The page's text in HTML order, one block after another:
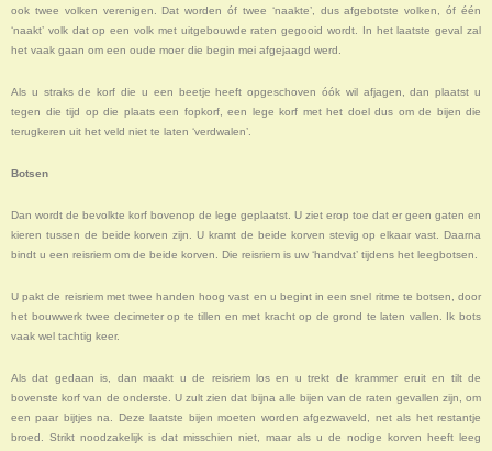
ook twee volken verenigen. Dat worden óf twee ‘naakte’, dus afgebotste volken, óf één
‘naakt’ volk dat op een volk met uitgebouwde raten gegooid wordt. In het laatste geval zal
het vaak gaan om een oude moer die begin mei afgejaagd werd.
Als u straks de korf die u een beetje heeft opgeschoven óók wil afjagen, dan plaatst u
tegen die tijd op die plaats een fopkorf, een lege korf met het doel dus om de bijen die
terugkeren uit het veld niet te laten ‘verdwalen’.
Botsen
Dan wordt de bevolkte korf bovenop de lege geplaatst. U ziet erop toe dat er geen gaten en
kieren tussen de beide korven zijn. U kramt de beide korven stevig op elkaar vast. Daarna
bindt u een reisriem om de beide korven. Die reisriem is uw ‘handvat’ tijdens het leegbotsen.
U pakt de reisriem met twee handen hoog vast en u begint in een snel ritme te botsen, door
het bouwwerk twee decimeter op te tillen en met kracht op de grond te laten vallen. Ik bots
vaak wel tachtig keer.
Als dat gedaan is, dan maakt u de reisriem los en u trekt de krammer eruit en tilt de
bovenste korf van de onderste. U zult zien dat bijna alle bijen van de raten gevallen zijn, om
een paar bijtjes na. Deze laatste bijen moeten worden afgezwaveld, net als het restantje
broed. Strikt noodzakelijk is dat misschien niet, maar als u de nodige korven heeft leeg